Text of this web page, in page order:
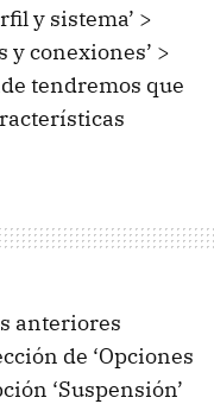
y sistema’ >
y conexiones’ >
tendremos que
anteriores
de ‘Opciones
‘Suspensión’